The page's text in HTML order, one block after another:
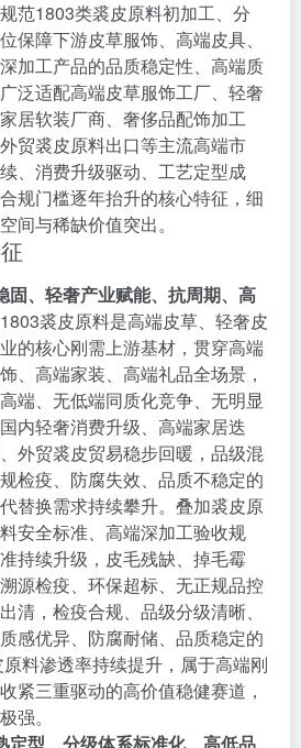
范1803类裘皮原料初加工、分
保障下游皮草服饰、高端皮具、
加工产品的品质稳定性、高端质
泛适配高端皮草服饰工厂、轻奢
居软装厂商、奢侈品配饰加工
贸裘皮原料出口等主流高端市
、消费升级驱动、工艺定型成
规门槛逐年抬升的核心特征，细
间与稀缺价值突出。
固、轻奢产业赋能、抗周期、高
1803裘皮原料是高端皮草、轻奢皮
的核心刚需上游基材，贯穿高端
、高端家装、高端礼品全场景，
端、无低端同质化竞争、无明显
内轻奢消费升级、高端家居迭
外贸裘皮贸易稳步回暖，品级混
检疫、防腐失效、品质不稳定的
替换需求持续攀升。叠加裘皮原
安全标准、高端深加工验收规
持续升级，皮毛残缺、掉毛霉
源检疫、环保超标、无正规品控
清，检疫合规、品级分级清晰、
感优异、防腐耐储、品质稳定的
料渗透率持续提升，属于高端刚
紧三重驱动的高价值稳健赛道，
强。